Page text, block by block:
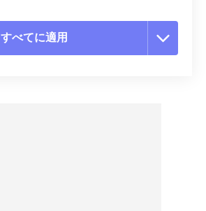
すべてに適用